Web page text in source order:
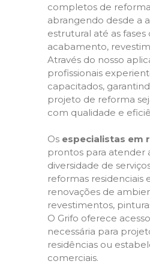
completos de
abrangendo desde a
estrutural até as fases
acabamento,
Através do nosso
profissionais
capacitados,
projeto de reforma
com qualidade e
Os especialistas em
prontos para atender
diversidade de
reformas residenciais
renovações de
revestimentos,
O Grifo oferece
necessária para
residências ou
comerciais.